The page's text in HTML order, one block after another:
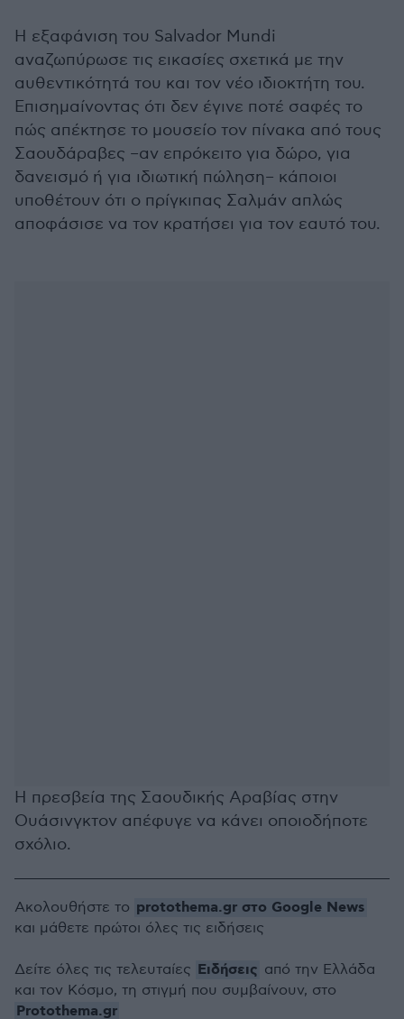
Η εξαφάνιση του Salvador Mundi
αναζωπύρωσε τις εικασίες σχετικά με την
αυθεντικότητά του και τον νέο ιδιοκτήτη του.
Επισημαίνοντας ότι δεν έγινε ποτέ σαφές το
πώς απέκτησε το μουσείο τον πίνακα από τους
Σαουδάραβες –αν επρόκειτο για δώρο, για
δανεισμό ή για ιδιωτική πώληση– κάποιοι
υποθέτουν ότι ο πρίγκιπας Σαλμάν απλώς
αποφάσισε να τον κρατήσει για τον εαυτό του.
Η πρεσβεία της Σαουδικής Αραβίας στην
Ουάσινγκτον απέφυγε να κάνει οποιοδήποτε
σχόλιο.
Ακολουθήστε το protothema.gr στο Google News
και μάθετε πρώτοι όλες τις ειδήσεις
Δείτε όλες τις τελευταίες Ειδήσεις από την Ελλάδα
και τον Κόσμο, τη στιγμή που συμβαίνουν, στο
Protothema.gr